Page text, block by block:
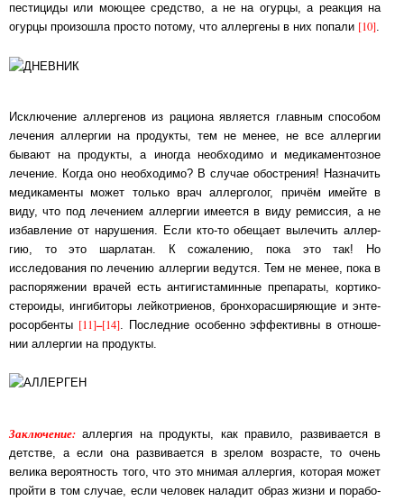
пес­ти­ци­ды или мою­щее средство, а не на огурцы, а реакция на
огурцы произошла прос­то по­то­му, что ал­лер­ге­ны в них попали [10].
Исключение аллергенов из рациона является главным способом
лечения аллергии на про­дук­ты, тем не менее, не все аллергии
бывают на продукты, а иногда необходимо и ме­ди­ка­мен­тоз­ное
лечение. Когда оно необходимо? В случае обострения! Назначить
ме­ди­ка­мен­ты может только врач аллерголог, причём имейте в
виду, что под лечением ал­лер­гии име­ет­ся в виду ремиссия, а не
избавление от нарушения. Если кто-то обещает вы­ле­чить ал­лер­
гию, то это шарлатан. К сожалению, пока это так! Но
исследования по ле­че­нию ал­лер­гии ведутся. Тем не менее, пока в
распоряжении врачей есть ан­ти­гис­та­мин­ные пре­па­ра­ты, кор­ти­ко­
сте­рои­ды, ингибиторы лей­ко­три­ен­ов, брон­хо­рас­ши­ряю­щие и эн­те­
ро­сор­бен­ты [11]–[14]. Последние особенно эффективны в от­но­ше­
нии ал­лер­гии на про­дук­ты.
Заключение: аллергия на продукты, как правило, раз­ви­ва­ет­ся в
детстве, а если она развивается в зрелом возрасте, то очень
велика вероятность того, что это мнимая ал­лер­гия, которая может
пройти в том случае, если человек наладит образ жизни и по­ра­бо­